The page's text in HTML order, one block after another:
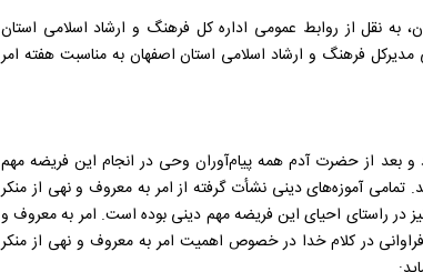
به نقل از روابط عمومی اداره کل فرهنگ و ارشاد اسلامی استان
فرهنگ و ارشاد اسلامی استان اصفهان به مناسبت هفته امر
بعد از حضرت آدم همه پیام‌آوران وحی در انجام این فریضه مهم
تمامی آموزه‌های دینی نشأت گرفته از امر به معروف و نهی از منکر
راستای احیای این فریضه مهم دینی بوده است. امر به معروف و
در کلام خدا در خصوص اهمیت امر به معروف و نهی از منکر